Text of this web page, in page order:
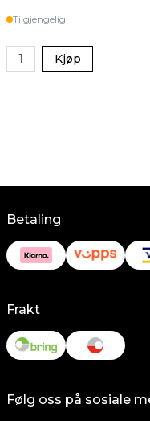
Tilgjengelig
Kjøp
Betaling
Frakt
Følg oss på sosiale